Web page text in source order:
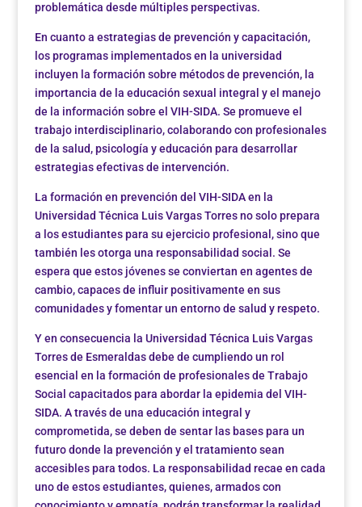
problemática desde múltiples perspectivas.
En cuanto a estrategias de prevención y capacitación,
los programas implementados en la universidad
incluyen la formación sobre métodos de prevención, la
importancia de la educación sexual integral y el manejo
de la información sobre el VIH-SIDA. Se promueve el
trabajo interdisciplinario, colaborando con profesionales
de la salud, psicología y educación para desarrollar
estrategias efectivas de intervención.
La formación en prevención del VIH-SIDA en la
Universidad Técnica Luis Vargas Torres no solo prepara
a los estudiantes para su ejercicio profesional, sino que
también les otorga una responsabilidad social. Se
espera que estos jóvenes se conviertan en agentes de
cambio, capaces de influir positivamente en sus
comunidades y fomentar un entorno de salud y respeto.
Y en consecuencia la Universidad Técnica Luis Vargas
Torres de Esmeraldas debe de cumpliendo un rol
esencial en la formación de profesionales de Trabajo
Social capacitados para abordar la epidemia del VIH-
SIDA. A través de una educación integral y
comprometida, se deben de sentar las bases para un
futuro donde la prevención y el tratamiento sean
accesibles para todos. La responsabilidad recae en cada
uno de estos estudiantes, quienes, armados con